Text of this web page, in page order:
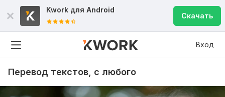
Kwork для Android
Скачать
Вход
Перевод текстов, с любого